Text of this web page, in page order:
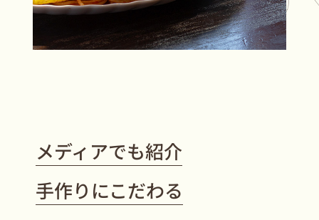
メディアでも紹介
手作りにこだわる